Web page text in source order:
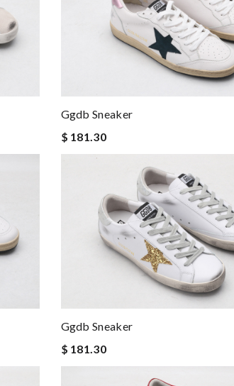
Ggdb Sneaker
$ 181.30
Ggdb Sneaker
$ 181.30